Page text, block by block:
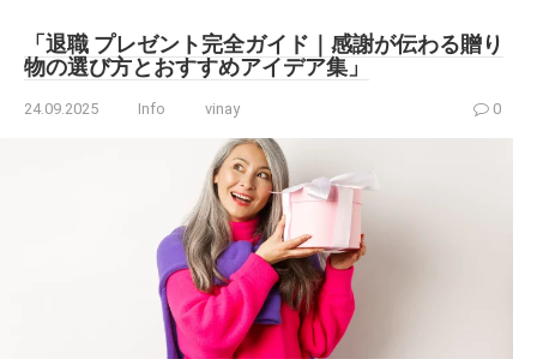
「退職 プレゼント完全ガイド｜感謝が伝わる贈り
物の選び方とおすすめアイデア集」
24.09.2025 Info vinay 0